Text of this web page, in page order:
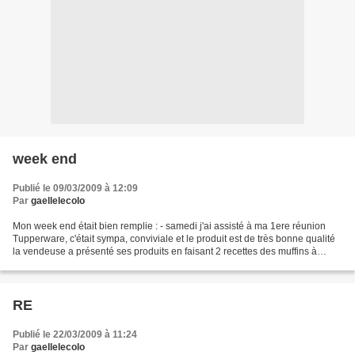
week end
Publié le 09/03/2009 à 12:09
Par gaellelecolo
Mon week end était bien remplie : - samedi j'ai assisté à ma 1ere réunion
Tupperware, c'était sympa, conviviale et le produit est de très bonne qualité
la vendeuse a présenté ses produits en faisant 2 recettes des muffins à
RE
Publié le 22/03/2009 à 11:24
Par gaellelecolo